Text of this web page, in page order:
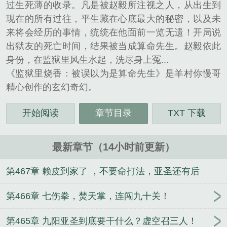
过生死薄的收录。凡是被赵毅所注视之人，从出生到
现在的所有过往，平生藏在心底最大的秘密，以及未
来将会经历的事情，统统在他面前一览无遗！开局说
出狱友的死亡时间，结果被当成算命先生。赵毅依此
身份，在监狱里风生水起，洗尽身上冤...
《监狱里烧香：被误以为是算命先生》是羊村你慢哥
精心创作的玄幻奇幻。
开始阅读 章节目录 TXT 下载
最新章节（14小时前更新）
第467章 赖皮到家了 ，不要命打法，亚圣还有后
手？！
第466章 七伤拳，焚天掌，连闯九十关！
第465章 九阳亚圣到底要干什么？虚空召三人！